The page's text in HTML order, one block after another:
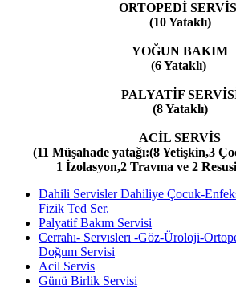
ORTOPEDİ
(10 Yataklı)
YOĞUN BAKIM
(6 Yataklı)
PALYATİF
(8 Yataklı)
ACİL SERVİS
(11 Müşahade yatağı:(8 Yetişkin,3
1 İzolasyon,2 Travma ve 2
Dahili Servisler Dahiliye Çocuk-
Fizik Ted Ser.
Palyatif Bakım Servisi
Cerrahı- Servıslerı -Göz-Üroloji-
Doğum Servisi
Acil Servis
Günü Birlik Servisi